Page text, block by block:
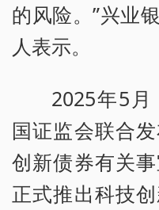
的风险。”兴业
人表示。
2025年5
国证监会联合
创新债券有关
正式推出科技